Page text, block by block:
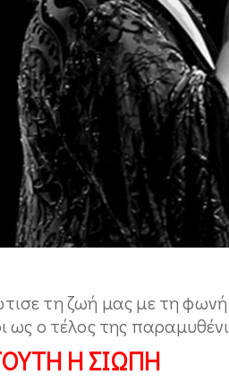
τη ζωή μας με τη φωνή
ως ο τέλος της
Η ΣΙΩΠΗ